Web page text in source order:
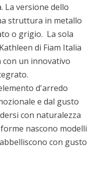
La versione dello
struttura in metallo
o grigio. La sola
di Fiam Italia
con un innovativo
d'arredo
e dal gusto
con naturalezza
nascono modelli
con gusto